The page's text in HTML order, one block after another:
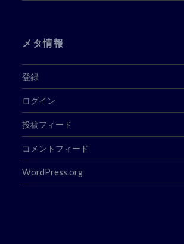
メタ情報
登録
ログイン
投稿フィード
コメントフィード
WordPress.org